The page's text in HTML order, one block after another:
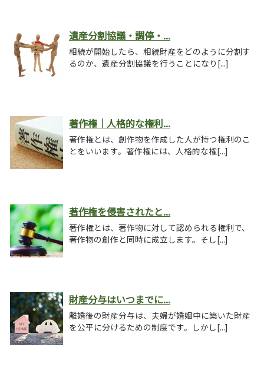
遺産分割協議・調停・...
相続が開始したら、相続財産をどのように分割す
るのか、遺産分割協議を行うことになり[...]
著作権｜人格的な権利...
著作権とは、創作物を作成した人が持つ権利のこ
とをいいます。著作権には、人格的な権[...]
著作権を侵害されたと...
著作権とは、著作物に対して認められる権利で、
著作物の創作と同時に成立します。そし[...]
財産分与はいつまでに...
離婚後の財産分与は、夫婦が婚姻中に築いた財産
を公平に分けるための制度です。しかし[...]